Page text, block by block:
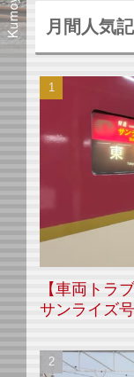
月間人気
【車両トラ
サンライズ